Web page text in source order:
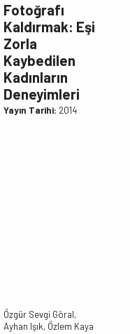
Fotoğrafı
Kaldırmak: Eşi
Zorla
Kaybedilen
Kadınların
Deneyimleri
Yayın Tarihi: 2014
Özgür Sevgi Göral,
Ayhan Işık, Özlem Kaya